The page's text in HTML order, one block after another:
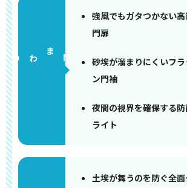
門まわり
強風でもガタつかない
門扉
砂埃が溜まりにくいフ
ン門袖
夜間の視界を確保する
ライト
土埃が舞うのを防ぐ全